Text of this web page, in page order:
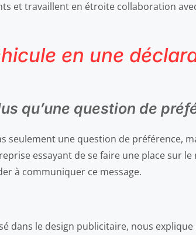
et travaillent en étroite collaboration
en une
qu’une question de
seulement une question de préférence,
essayant de se faire une place sur
à communiquer ce message.
dans le design publicitaire, nous